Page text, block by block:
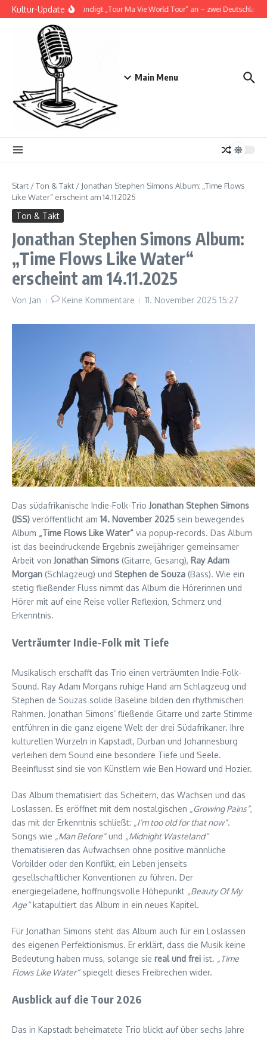
Zum Inhalt springen
Kultur-UpdateDoja Cat kündigt „Tour Ma Vie World Tour“ an – zwei
Main Menu
Start /Ton & Takt / Jonathan Stephen Simons Album: „Time Flows
Like Water“ erscheint am 14.11.2025
Ton & Takt
Jonathan Stephen Simons Album:
„Time Flows Like Water“
erscheint am 14.11.2025
Von Jan Keine Kommentare 11. November 2025 15:27
Das südafrikanische Indie-Folk-Trio Jonathan Stephen Simons
(JSS) veröffentlicht am 14. November 2025 sein bewegendes
Album „Time Flows Like Water“ via popup-records. Das Album
ist das beeindruckende Ergebnis zweijähriger gemeinsamer
Arbeit von Jonathan Simons (Gitarre, Gesang), Ray Adam
Morgan (Schlagzeug) und Stephen de Souza (Bass). Wie ein
stetig fließender Fluss nimmt das Album die Hörerinnen und
Hörer mit auf eine Reise voller Reflexion, Schmerz und
Erkenntnis.
Verträumter Indie-Folk mit Tiefe
Musikalisch erschafft das Trio einen verträumten Indie-Folk-
Sound. Ray Adam Morgans ruhige Hand am Schlagzeug und
Stephen de Souzas solide Baseline bilden den rhythmischen
Rahmen. Jonathan Simons‘ fließende Gitarre und zarte Stimme
entführen in die ganz eigene Welt der drei Südafrikaner. Ihre
kulturellen Wurzeln in Kapstadt, Durban und Johannesburg
verleihen dem Sound eine besondere Tiefe und Seele.
Beeinflusst sind sie von Künstlern wie Ben Howard und Hozier.
Das Album thematisiert das Scheitern, das Wachsen und das
Loslassen. Es eröffnet mit dem nostalgischen „Growing Pains“,
das mit der Erkenntnis schließt: „I’m too old for that now“.
Songs wie „Man Before“und „Midnight Wasteland“
thematisieren das Aufwachsen ohne positive männliche
Vorbilder oder den Konflikt, ein Leben jenseits
gesellschaftlicher Konventionen zu führen. Der
energiegeladene, hoffnungsvolle Höhepunkt „Beauty Of My
Age“katapultiert das Album in ein neues Kapitel.
Für Jonathan Simons steht das Album auch für ein Loslassen
des eigenen Perfektionismus. Er erklärt, dass die Musik keine
Bedeutung haben muss, solange sie real und frei ist. „Time
Flows Like Water“spiegelt dieses Freibrechen wider.
Ausblick auf die Tour 2026
Das in Kapstadt beheimatete Trio blickt auf über sechs Jahre